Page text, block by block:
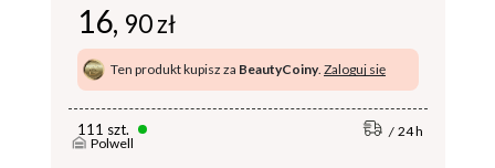
16, 90 zł
Ten produkt kupisz za BeautyCoiny. Zaloguj się
111 szt.
Polwell
24 h